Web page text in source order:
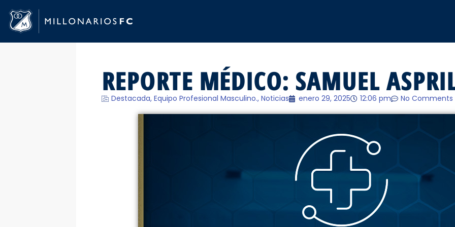
REPORTE MÉDICO: SAMUEL
Destacada, Equipo Profesional Masculino., Noticias enero 29, 2025 12:06 pm No Comments